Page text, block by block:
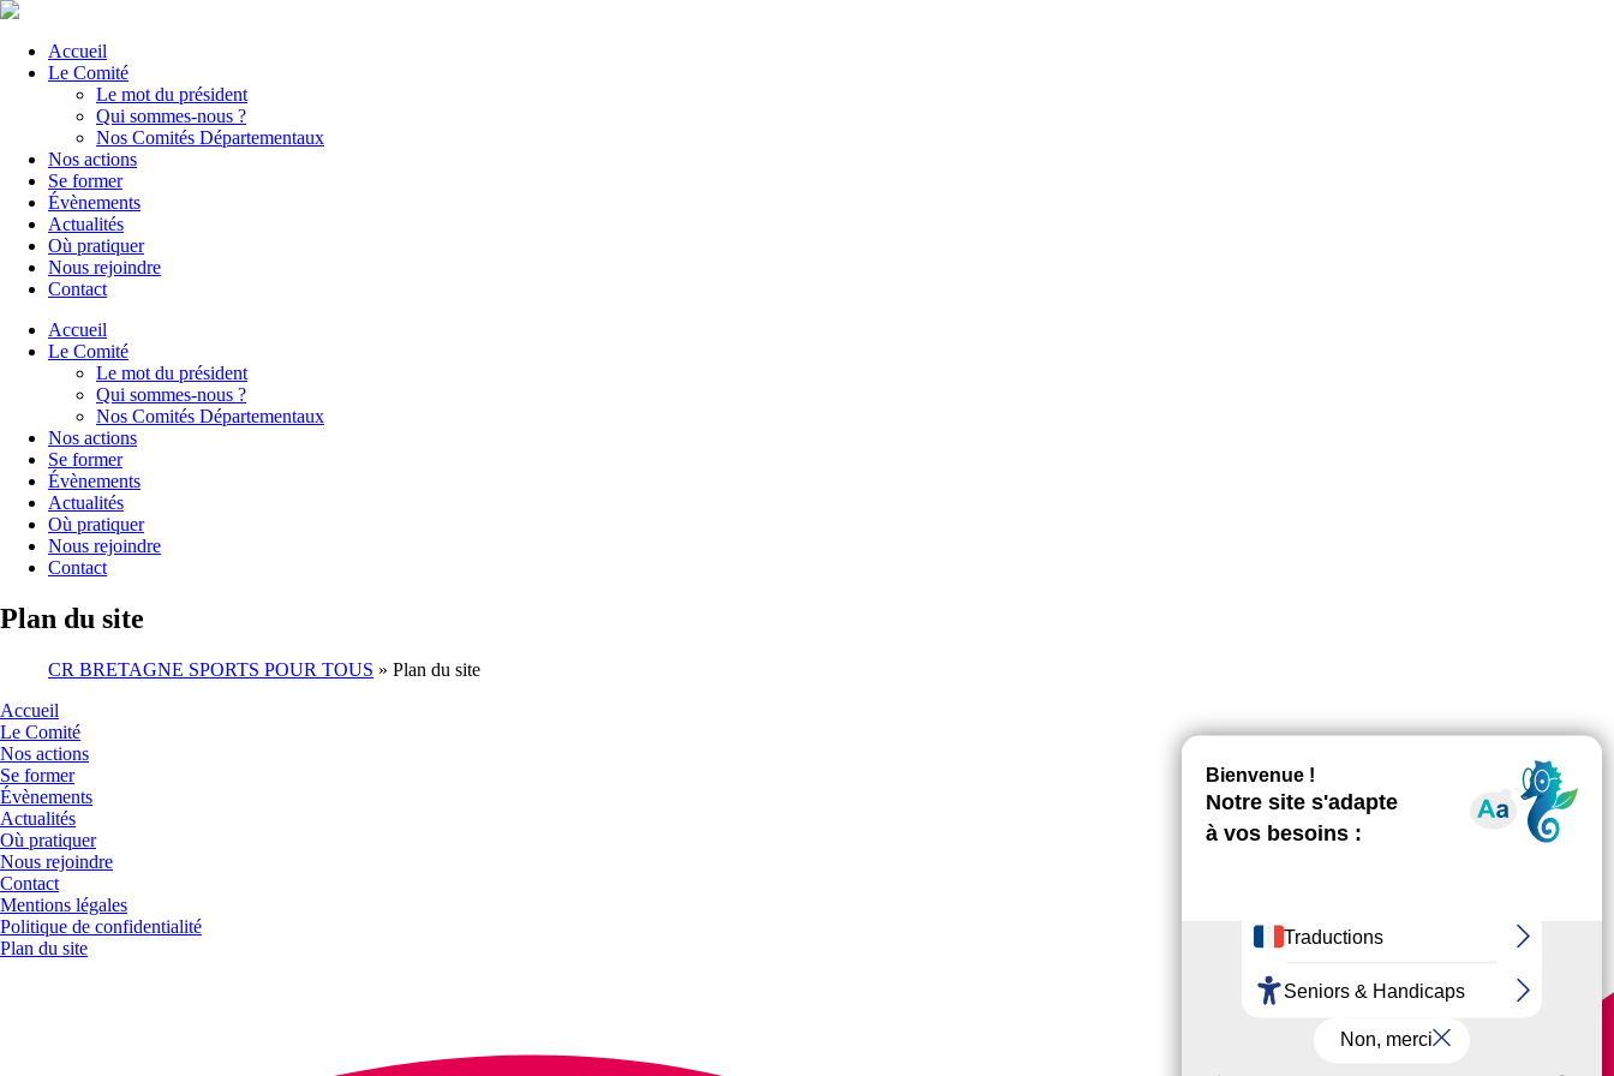
Accueil
Le Comité
Le mot du président
Qui sommes-nous ?
Nos Comités Départementaux
Nos actions
Se former
Évènements
Actualités
Où pratiquer
Nous rejoindre
Contact
Accueil
Le Comité
Le mot du président
Qui sommes-nous ?
Nos Comités Départementaux
Nos actions
Se former
Évènements
Actualités
Où pratiquer
Nous rejoindre
Contact
Plan du site
CR BRETAGNE SPORTS POUR TOUS » Plan du site
Accueil
Le Comité
Nos actions
Se former
Évènements
Actualités
Où pratiquer
Nous rejoindre
Contact
Mentions légales
Politique de confidentialité
Plan du site